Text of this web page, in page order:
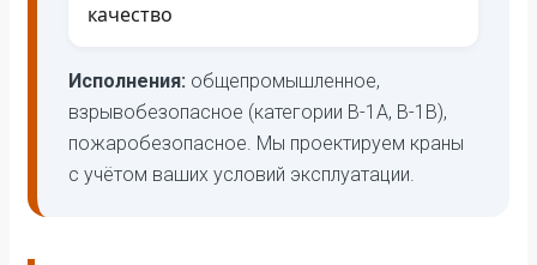
качество
Исполнения: общепромышленное,
взрывобезопасное (категории В-1А, В-1В),
пожаробезопасное. Мы проектируем краны
с учётом ваших условий эксплуатации.